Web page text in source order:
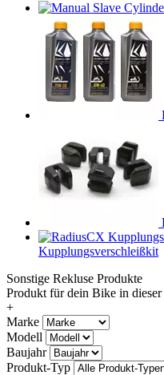
Kupplungsverschleißkit
Sonstige Rekluse Produkte
Produkt für dein Bike in
+
Marke
Modell
Baujahr
Produkt-Typ